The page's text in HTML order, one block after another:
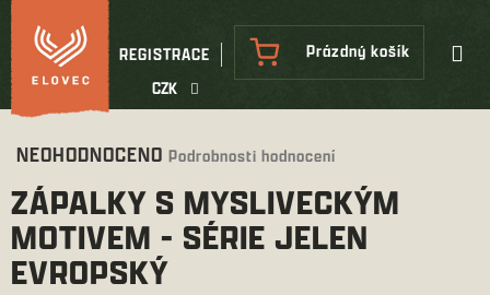
Přejít
na
obsah
CZK
REGISTRACE
NÁKUPNÍ
KOŠÍK
Prázdný košík
Průměrné
produktu
je
0,0
z
NEOHODNOCENO Podrobnosti hodnocení
ZÁPALKY S MYSLIVECKÝM
MOTIVEM - SÉRIE JELEN
EVROPSKÝ